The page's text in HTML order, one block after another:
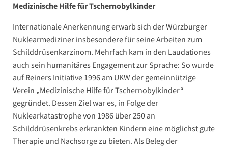
Medizinische Hilfe für Tschernobylkinder
Internationale Anerkennung erwarb sich der Würzburger
Nuklearmediziner insbesondere für seine Arbeiten zum
Schilddrüsenkarzinom. Mehrfach kam in den Laudationes
auch sein humanitäres Engagement zur Sprache: So wurde
auf Reiners Initiative 1996 am UKW der gemeinnützige
Verein „Medizinische Hilfe für Tschernobylkinder“
gegründet. Dessen Ziel war es, in Folge der
Nuklearkatastrophe von 1986 über 250 an
Schilddrüsenkrebs erkrankten Kindern eine möglichst gute
Therapie und Nachsorge zu bieten. Als Beleg der